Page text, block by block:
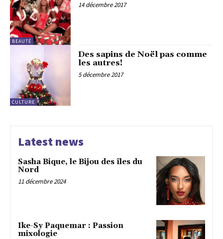
BEAUTÉ
14 décembre 2017
CULTURE
Des sapins de Noël pas comme
les autres!
5 décembre 2017
Latest news
Sasha Bique, le Bijou des îles du
Nord
11 décembre 2024
Ike-Sy Paquemar : Passion
mixologie